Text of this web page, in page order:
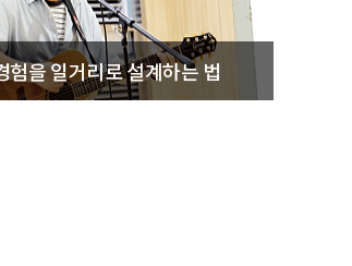
험을 일거리로 설계하는 법